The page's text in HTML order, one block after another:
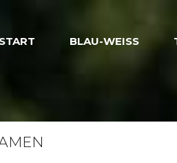
START BLAU-WEISS